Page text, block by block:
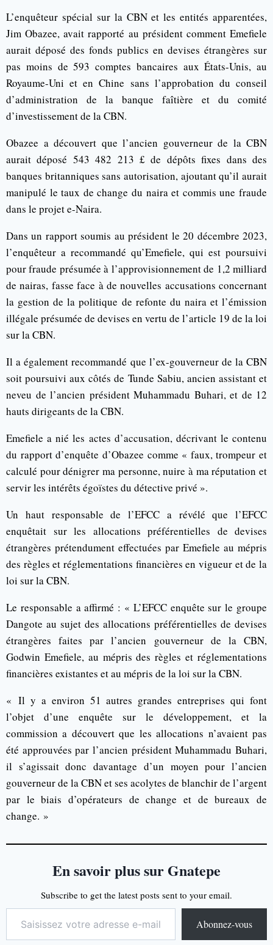
L’enquêteur spécial sur la CBN et les entités apparentées,
Jim Obazee, avait rapporté au président comment Emefiele
aurait déposé des fonds publics en devises étrangères sur
pas moins de 593 comptes bancaires aux États-Unis, au
Royaume-Uni et en Chine sans l’approbation du conseil
d’administration de la banque faîtière et du comité
d’investissement de la CBN.
Obazee a découvert que l’ancien gouverneur de la CBN
aurait déposé 543 482 213 £ de dépôts fixes dans des
banques britanniques sans autorisation, ajoutant qu’il aurait
manipulé le taux de change du naira et commis une fraude
dans le projet e-Naira.
Dans un rapport soumis au président le 20 décembre 2023,
l’enquêteur a recommandé qu’Emefiele, qui est poursuivi
pour fraude présumée à l’approvisionnement de 1,2 milliard
de nairas, fasse face à de nouvelles accusations concernant
la gestion de la politique de refonte du naira et l’émission
illégale présumée de devises en vertu de l’article 19 de la loi
sur la CBN.
Il a également recommandé que l’ex-gouverneur de la CBN
soit poursuivi aux côtés de Tunde Sabiu, ancien assistant et
neveu de l’ancien président Muhammadu Buhari, et de 12
hauts dirigeants de la CBN.
Emefiele a nié les actes d’accusation, décrivant le contenu
du rapport d’enquête d’Obazee comme « faux, trompeur et
calculé pour dénigrer ma personne, nuire à ma réputation et
servir les intérêts égoïstes du détective privé ».
Un haut responsable de l’EFCC a révélé que l’EFCC
enquêtait sur les allocations préférentielles de devises
étrangères prétendument effectuées par Emefiele au mépris
des règles et réglementations financières en vigueur et de la
loi sur la CBN.
Le responsable a affirmé : « L’EFCC enquête sur le groupe
Dangote au sujet des allocations préférentielles de devises
étrangères faites par l’ancien gouverneur de la CBN,
Godwin Emefiele, au mépris des règles et réglementations
financières existantes et au mépris de la loi sur la CBN.
« Il y a environ 51 autres grandes entreprises qui font
l’objet d’une enquête sur le développement, et la
commission a découvert que les allocations n’avaient pas
été approuvées par l’ancien président Muhammadu Buhari,
il s’agissait donc davantage d’un moyen pour l’ancien
gouverneur de la CBN et ses acolytes de blanchir de l’argent
par le biais d’opérateurs de change et de bureaux de
change. »
En savoir plus sur Gnatepe
Subscribe to get the latest posts sent to your email.
Abonnez-vous